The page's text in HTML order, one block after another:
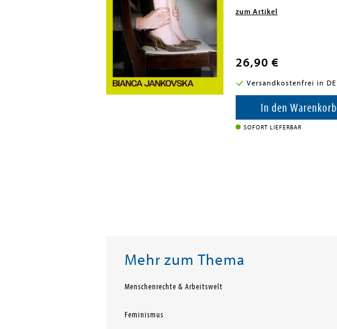
zum Artikel
26,90 €
Versandkostenfrei in DE
In den Warenkorb
SOFORT LIEFERBAR
Mehr zum Thema
Menschenrechte & Arbeitswelt
Feminismus